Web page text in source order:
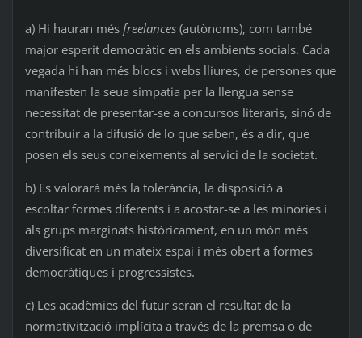
a) Hi hauran més freelances(autònoms), com també
major esperit democràtic en els ambients socials. Cada
vegada hi han més blocs i webs lliures, de persones que
manifesten la seua simpatia per la llengua sense
necessitat de presentar-se a concursos literaris, sinó de
contribuir a la difusió de lo que saben, és a dir, que
posen els seus coneixements al servici de la societat.
b) Es valorarà més la tolerància, la disposició a
escoltar formes diferents i a acostar-se a les minories i
als grups marginats històricament, en un món més
diversificat en un mateix espai i més obert a formes
democràtiques i progressistes.
c) Les acadèmies del futur seran el resultat de la
normativització implícita a través de la premsa o de